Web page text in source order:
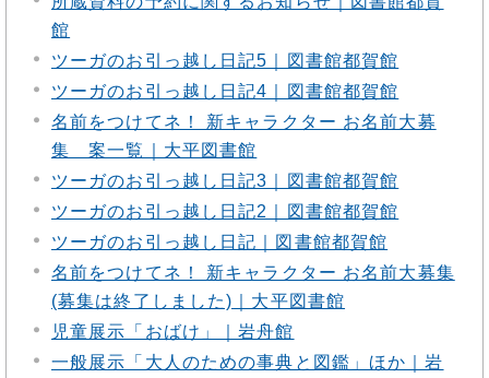
館
ツーガのお引っ越し日記5｜図書館都賀館
ツーガのお引っ越し日記4｜図書館都賀館
名前をつけてネ！ 新キャラクター お名前大募
集 案一覧｜大平図書館
ツーガのお引っ越し日記3｜図書館都賀館
ツーガのお引っ越し日記2｜図書館都賀館
ツーガのお引っ越し日記｜図書館都賀館
名前をつけてネ！ 新キャラクター お名前大募集
(募集は終了しました)｜大平図書館
児童展示「おばけ」｜岩舟館
一般展示「大人のための事典と図鑑」ほか｜岩